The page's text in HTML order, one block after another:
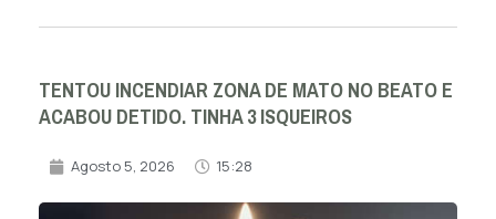
TENTOU INCENDIAR ZONA DE MATO NO BEATO E
ACABOU DETIDO. TINHA 3 ISQUEIROS
Agosto 5, 2026 15:28